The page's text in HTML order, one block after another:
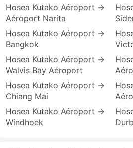
Hosea Kutako Aéroport →
Aéroport Narita
Hosea Kutako Aéroport →
Bangkok
Hosea Kutako Aéroport →
Walvis Bay Aéroport
Hosea Kutako Aéroport →
Chiang Mai
Hosea Kutako Aéroport →
Windhoek